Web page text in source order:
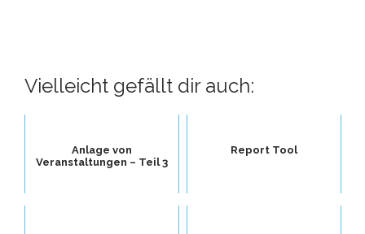
Vielleicht gefällt dir auch:
Anlage von
Veranstaltungen – Teil 3
Report Tool